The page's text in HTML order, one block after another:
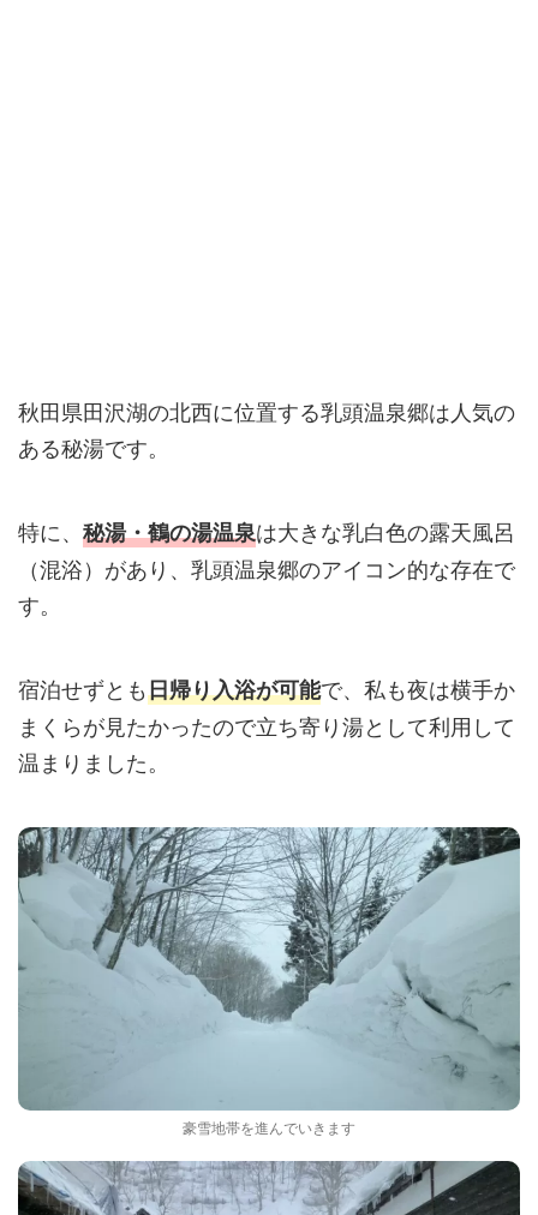
秋田県田沢湖の北西に位置する乳頭温泉郷は人気の
ある秘湯です。
特に、 秘湯・鶴の湯温泉は大きな乳白色の露天風呂
（混浴）があり、乳頭温泉郷のアイコン的な存在で
す。
宿泊せずとも日帰り入浴が可能で、私も夜は横手か
まくらが見たかったので立ち寄り湯として利用して
温まりました。
豪雪地帯を進んでいきます